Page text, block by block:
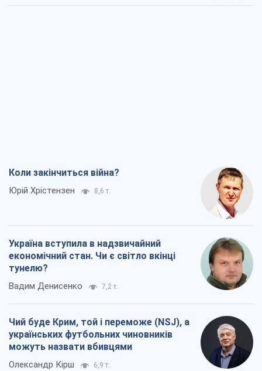
Коли закінчиться війна?
Юрій Хрістензен 8,6 т.
Україна вступила в надзвичайний
економічний стан. Чи є світло вкінці
тунелю?
Вадим Денисенко 7,2 т.
Чий буде Крим, той і переможе (NSJ), а
українських футбольних чиновників
можуть назвати вбивцями
Олександр Кірш 6,9 т.